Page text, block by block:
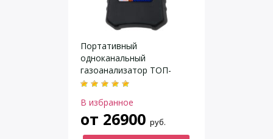
Портативный
одноканальный
газоанализатор ТОП-
СЕНС 260
В избранное
от 26900 руб.